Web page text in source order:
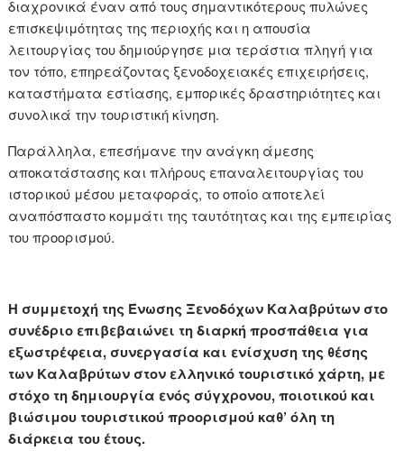
διαχρονικά έναν από τους σημαντικότερους πυλώνες
επισκεψιμότητας της περιοχής και η απουσία
λειτουργίας του δημιούργησε μια τεράστια πληγή για
τον τόπο, επηρεάζοντας ξενοδοχειακές επιχειρήσεις,
καταστήματα εστίασης, εμπορικές δραστηριότητες και
συνολικά την τουριστική κίνηση.
Παράλληλα, επεσήμανε την ανάγκη άμεσης
αποκατάστασης και πλήρους επαναλειτουργίας του
ιστορικού μέσου μεταφοράς, το οποίο αποτελεί
αναπόσπαστο κομμάτι της ταυτότητας και της εμπειρίας
του προορισμού.
Η συμμετοχή της Ένωσης Ξενοδόχων Καλαβρύτων στο
συνέδριο επιβεβαιώνει τη διαρκή προσπάθεια για
εξωστρέφεια, συνεργασία και ενίσχυση της θέσης
των Καλαβρύτων στον ελληνικό τουριστικό χάρτη, με
στόχο τη δημιουργία ενός σύγχρονου, ποιοτικού και
βιώσιμου τουριστικού προορισμού καθ’ όλη τη
διάρκεια του έτους.